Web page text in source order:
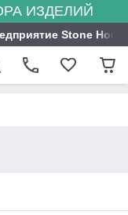
ИЗДЕЛИЙ
Stone